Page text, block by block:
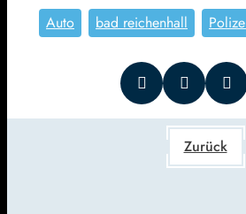
Auto bad reichenhall
Zurück